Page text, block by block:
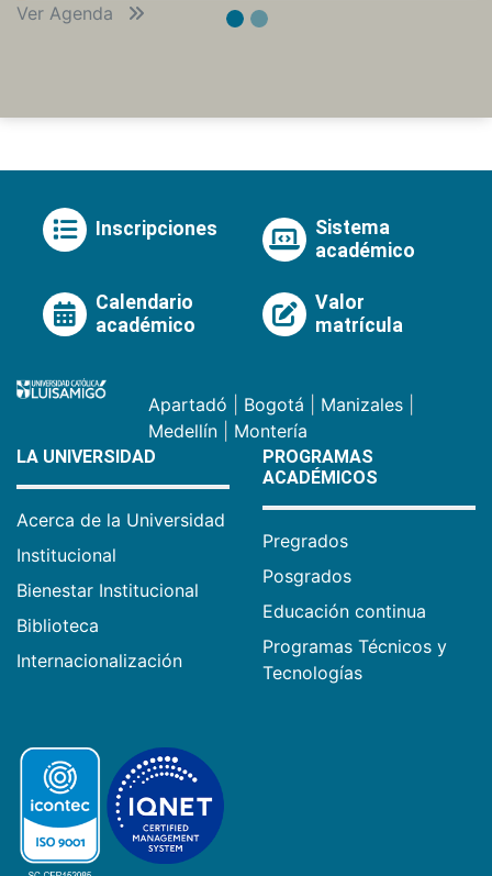
Ver Agenda
Inscripciones
Sistema
académico
Calendario
académico
Valor
matrícula
Apartadó Bogotá Manizales
Medellín
Montería
LA UNIVERSIDAD
Acerca de la Universidad
Institucional
Bienestar Institucional
Biblioteca
Internacionalización
PROGRAMAS
ACADÉMICOS
Pregrados
Posgrados
Educación continua
Programas Técnicos y
Tecnologías